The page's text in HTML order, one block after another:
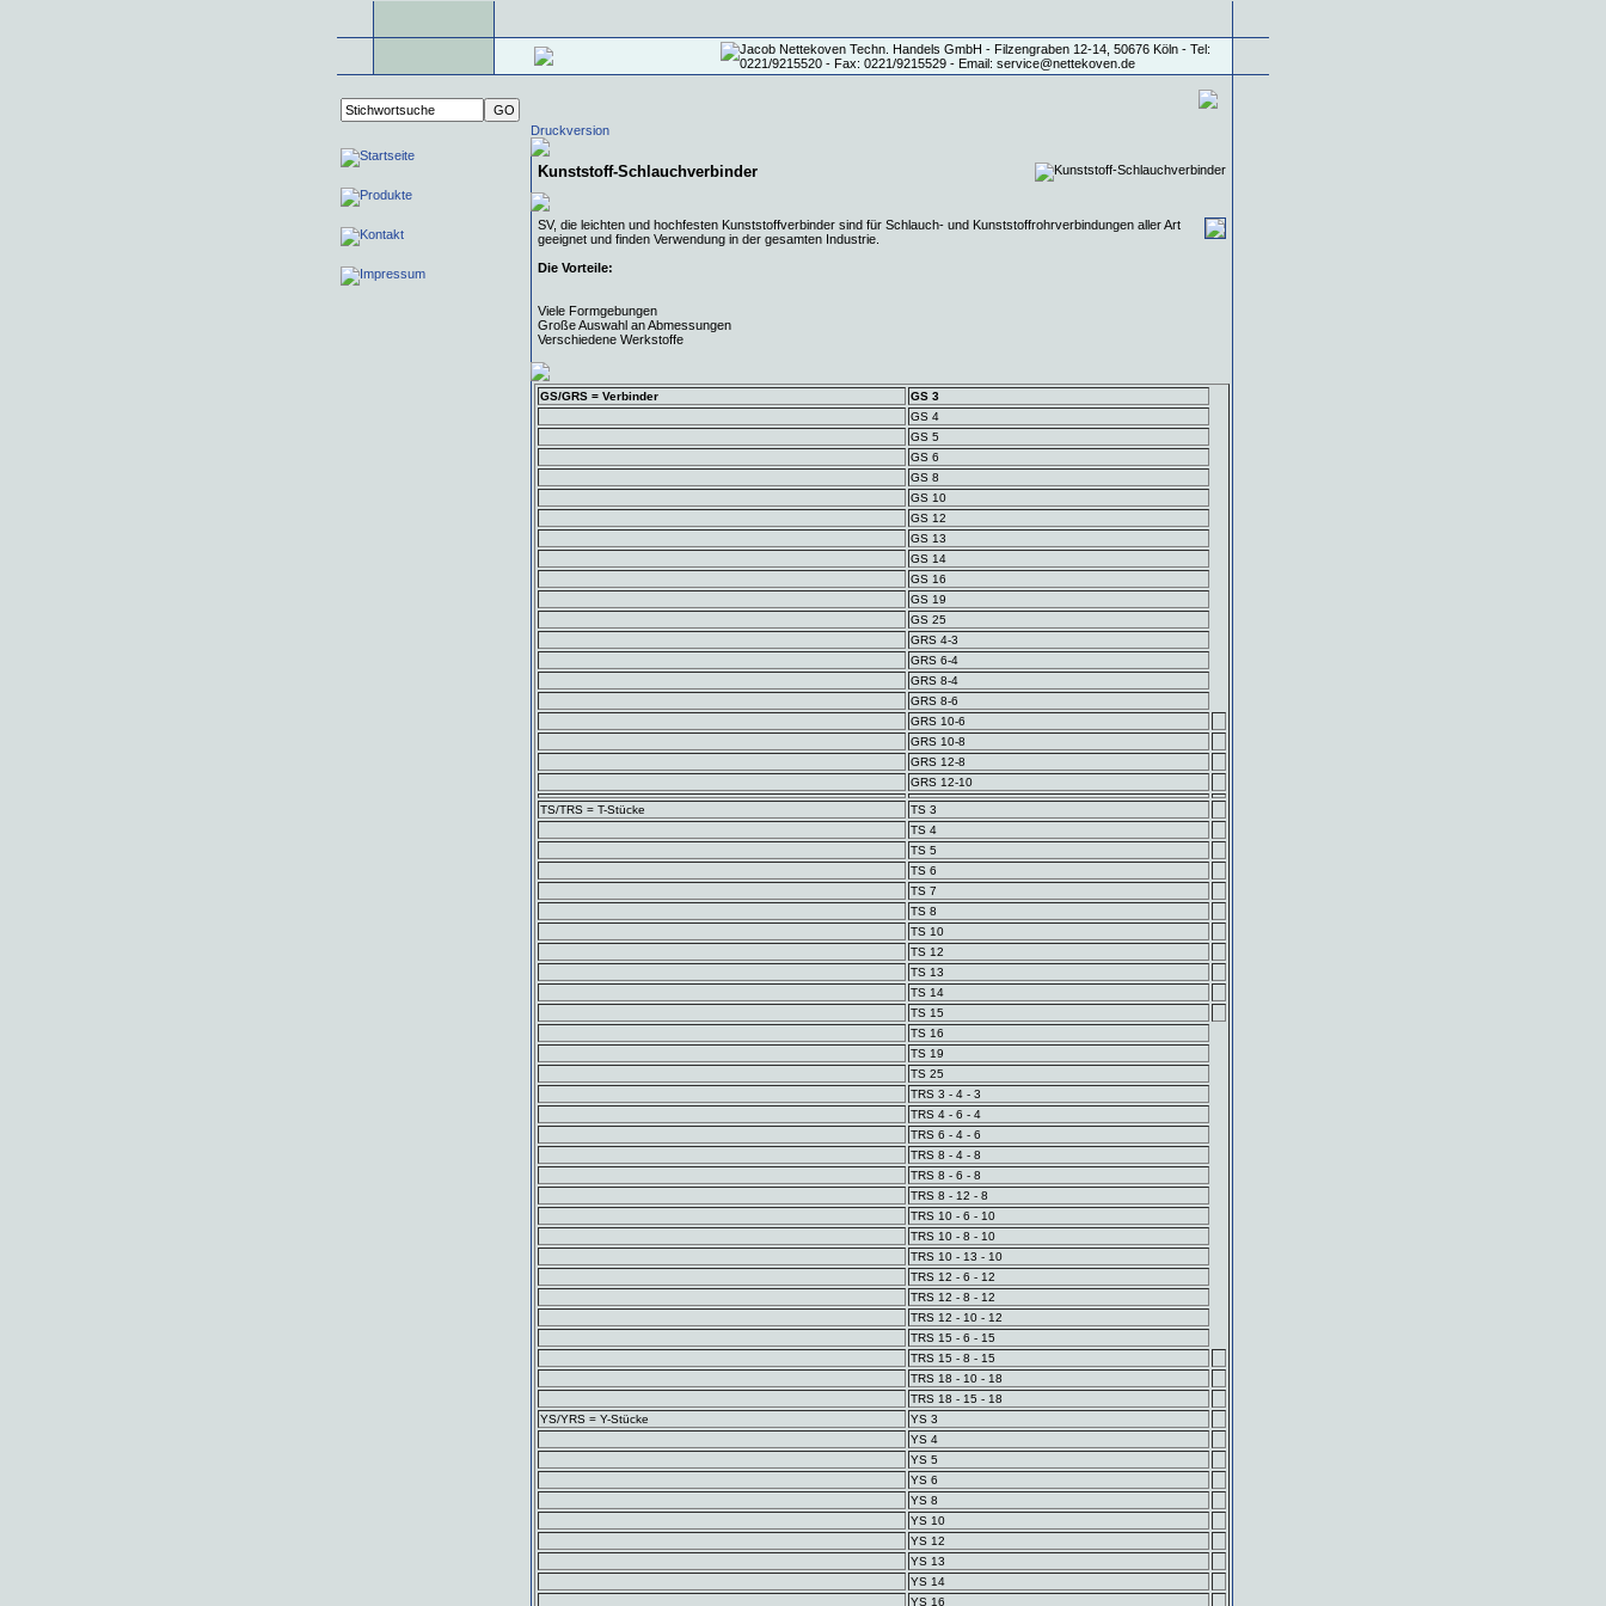
Druckversion
Kunststoff-Schlauchverbinder
SV, die leichten und hochfesten Kunststoffverbinder sind für Schlauch- und Kunststoffrohrverbindungen aller Art
geeignet und finden Verwendung in der gesamten Industrie.
Die Vorteile:
Viele Formgebungen
Große Auswahl an Abmessungen
Verschiedene Werkstoffe
GS/GRS = Verbinder
GS 3
GS 4
GS 5
GS 6
GS 8
GS 10
GS 12
GS 13
GS 14
GS 16
GS 19
GS 25
GRS 4-3
GRS 6-4
GRS 8-4
GRS 8-6
GRS 10-6
GRS 10-8
GRS 12-8
GRS 12-10
TS/TRS = T-Stücke
TS 3
TS 4
TS 5
TS 6
TS 7
TS 8
TS 10
TS 12
TS 13
TS 14
TS 15
TS 16
TS 19
TS 25
TRS 3 - 4 - 3
TRS 4 - 6 - 4
TRS 6 - 4 - 6
TRS 8 - 4 - 8
TRS 8 - 6 - 8
TRS 8 - 12 - 8
TRS 10 - 6 - 10
TRS 10 - 8 - 10
TRS 10 - 13 - 10
TRS 12 - 6 - 12
TRS 12 - 8 - 12
TRS 12 - 10 - 12
TRS 15 - 6 - 15
TRS 15 - 8 - 15
TRS 18 - 10 - 18
TRS 18 - 15 - 18
YS/YRS = Y-Stücke
YS 3
YS 4
YS 5
YS 6
YS 8
YS 10
YS 12
YS 13
YS 14
YS 16